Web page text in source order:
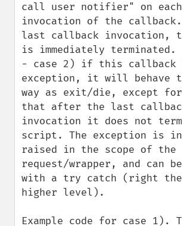
call user notifier" on each
invocation of the
last callback invocation,
is immediately terminated.
- case 2) if this callback
exception, it will behave
way as exit/die, except
that after the last
invocation it does not
script. The exception is
raised in the scope of the
request/wrapper, and can
with a try catch (right
higher level).
Example code for case 1).